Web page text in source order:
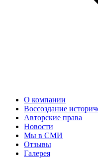
О компании
Воссоздание
Авторские права
Новости
Мы в СМИ
Отзывы
Галерея